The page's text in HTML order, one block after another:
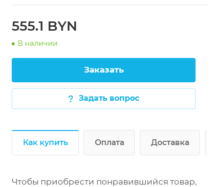
555.1 BYN
В наличии
Заказать
Задать вопрос
Как купить Оплата Доставка
Чтобы приобрести понравившийся товар,